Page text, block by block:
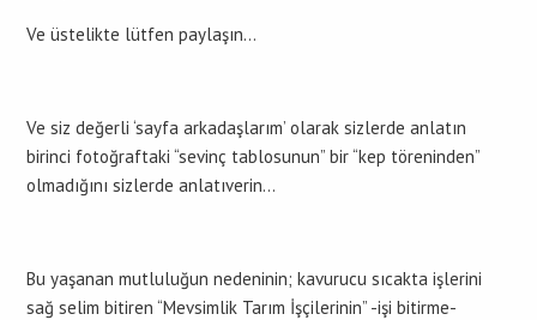
Ve üstelikte lütfen paylaşın…
Ve siz değerli ‘sayfa arkadaşlarım’ olarak sizlerde anlatın
birinci fotoğraftaki “sevinç tablosunun” bir “kep töreninden”
olmadığını sizlerde anlatıverin…
Bu yaşanan mutluluğun nedeninin; kavurucu sıcakta işlerini
sağ selim bitiren “Mevsimlik Tarım İşçilerinin” -işi bitirme-